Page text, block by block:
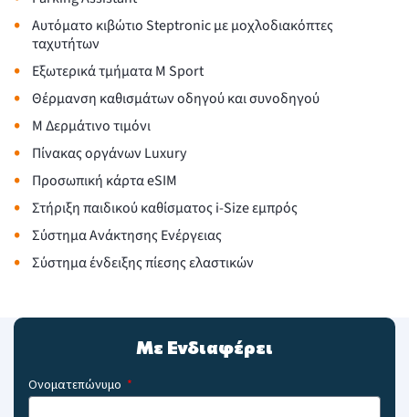
• Αυτόματο κιβώτιο Steptronic με μοχλοδιακόπτες
ταχυτήτων
• Εξωτερικά τμήματα M Sport
• Θέρμανση καθισμάτων οδηγού και συνοδηγού
• Μ Δερμάτινο τιμόνι
• Πίνακας οργάνων Luxury
• Προσωπική κάρτα eSIM
• Στήριξη παιδικού καθίσματος i-Size εμπρός
• Σύστημα Ανάκτησης Ενέργειας
• Σύστημα ένδειξης πίεσης ελαστικών
Με Ενδιαφέρει
Ονοματεπώνυμο